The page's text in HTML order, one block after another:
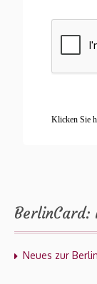
Klicken Sie
BerlinCard:
Neues zur